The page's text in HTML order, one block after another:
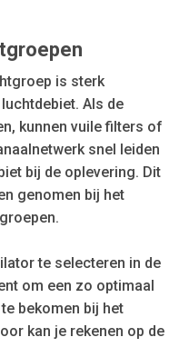
is sterk
Als de
kunnen vuile filters of
snel leiden
bij de oplevering. Dit
genomen bij het
te selecteren in de
om een zo optimaal
bekomen bij het
kan je rekenen op de